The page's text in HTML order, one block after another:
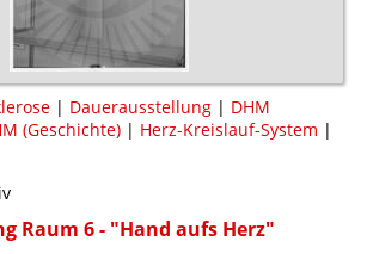
| Dauerausstellung | DHM
(Geschichte) | Herz-Kreislauf-System |
Raum 6 - "Hand aufs Herz"